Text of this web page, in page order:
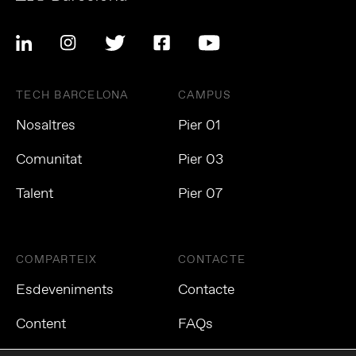
TECH BARCELONA
Nosaltres
Comunitat
Talent
CAMPUS
Pier 01
Pier 03
Pier 07
COMPARTEIX
Esdeveniments
Content
CONTACTE
Contacte
FAQs